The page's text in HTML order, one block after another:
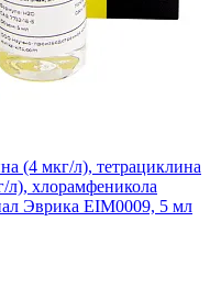
(4 мкг/л), тетрациклина
л), хлорамфеникола
Эврика EIM0009, 5 мл